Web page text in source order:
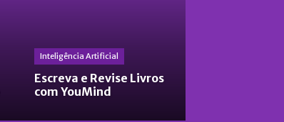
Inteligência Artificial
Escreva e Revise Livros
com YouMind